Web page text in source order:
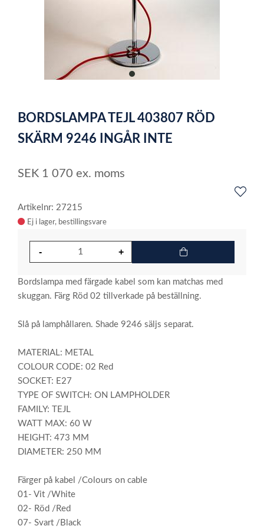
item
of
1
BORDSLAMPA TEJL 403807 RÖD
SKÄRM 9246 INGÅR INTE
SEK 1 070 ex. moms
Artikelnr: 27215
Ej i lager
Bordslampa med färgade kabel som kan matchas med
skuggan. Färg Röd 02 tillverkade på beställning.
Slå på lamphållaren. Shade 9246 säljs separat.
MATERIAL: METAL
COLOUR CODE: 02 Red
SOCKET: E27
TYPE OF SWITCH: ON LAMPHOLDER
FAMILY: TEJL
WATT MAX: 60 W
HEIGHT: 473 MM
DIAMETER: 250 MM
Färger på kabel /Colours on cable
01- Vit /White
02- Röd /Red
07- Svart /Black